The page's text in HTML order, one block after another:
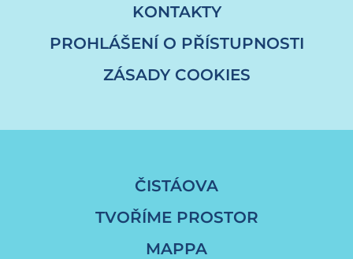
KONTAKTY
PROHLÁŠENÍ O PŘÍSTUPNOSTI
ZÁSADY COOKIES
ČISTÁOVA
TVOŘÍME PROSTOR
MAPPA